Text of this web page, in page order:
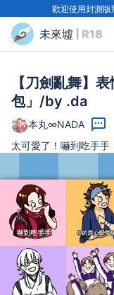
歡迎使用封測版
未來墟 | R18
【刀劍亂舞】
包」/by .da
本丸∞NADA
太可愛了！嚇到吃手手